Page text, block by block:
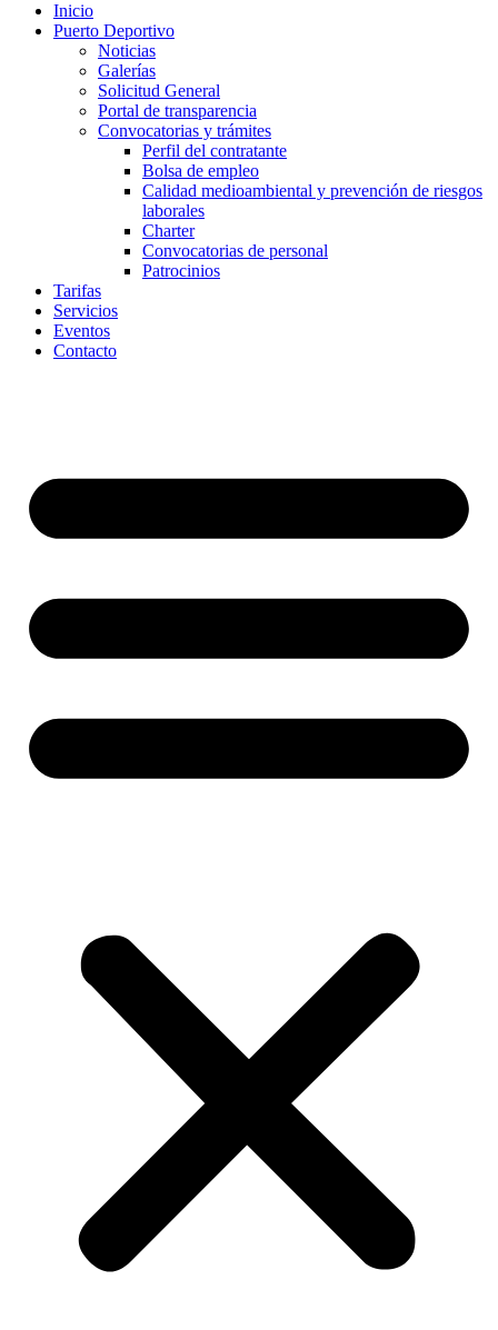
Inicio
Puerto Deportivo
Noticias
Galerías
Solicitud General
Portal de transparencia
Convocatorias y trámites
Perfil del contratante
Bolsa de empleo
Calidad medioambiental y prevención de riesgos
laborales
Charter
Convocatorias de personal
Patrocinios
Tarifas
Servicios
Eventos
Contacto